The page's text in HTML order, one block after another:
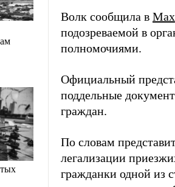
Волк сообщила в Max
подозреваемой в
полномочиями.
Официальный
поддельные
граждан.
По словам
легализации
гражданки одной из